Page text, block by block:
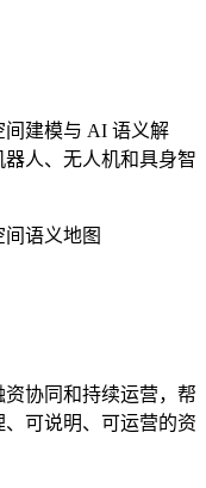
建模与 AI 语义解
人、无人机和具身智
协同和持续运营，帮
可说明、可运营的资